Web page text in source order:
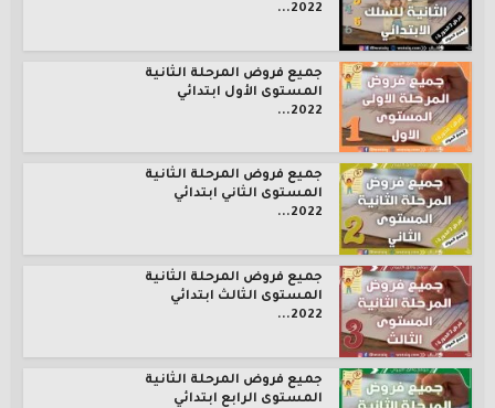
2022...
جميع فروض المرحلة الثانية
المستوى الأول ابتدائي
2022...
جميع فروض المرحلة الثانية
المستوى الثاني ابتدائي
2022...
جميع فروض المرحلة الثانية
المستوى الثالث ابتدائي
2022...
جميع فروض المرحلة الثانية
المستوى الرابع ابتدائي